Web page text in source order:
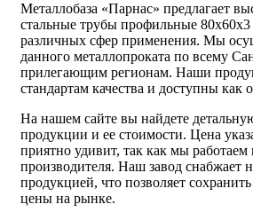
Металлобаза «Парнас» предлагает
стальные трубы профильные
различных сфер применения. Мы
данного металлопроката по всему
прилегающим регионам. Наши
стандартам качества и доступны как
На нашем сайте вы найдете
продукции и ее стоимости. Цена
приятно удивит, так как мы
производителя. Наш завод снабжает
продукцией, что позволяет
цены на рынке.